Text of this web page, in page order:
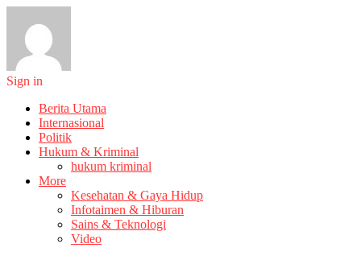
Sign in
Berita Utama
Internasional
Politik
Hukum & Kriminal
hukum kriminal
More
Kesehatan & Gaya Hidup
Infotaimen & Hiburan
Sains & Teknologi
Video